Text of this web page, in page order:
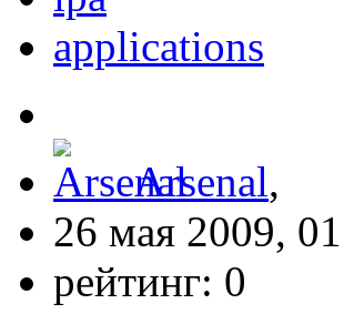
applications
Arsenal,
26 мая 2009,
рейтинг: 0